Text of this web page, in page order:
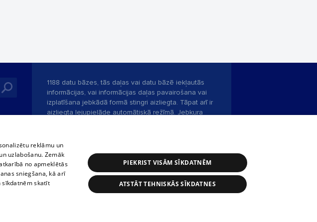
1188 datu bāzes, tās daļas vai datu bāzē iekļautās
informācijas, vai informācijas daļas pavairošana vai
izplatīšana jebkādā formā stingri aizliegta. Tāpat arī ir
aizliegta lejupielāde automātiskā režīmā. Jebkura
Portāla palīdzības dienests: e-pasts -info@1188.lv
SIA Helio Media2004-2026
reklāmu un
uzlabošanu. Zemāk
no apmeklētās
sniegšana, kā arī
sīkdatnēm skatīt
PIEKRIST VISĀM SĪKDATNĒM
ATSTĀT TEHNISKĀS SĪKDATNES